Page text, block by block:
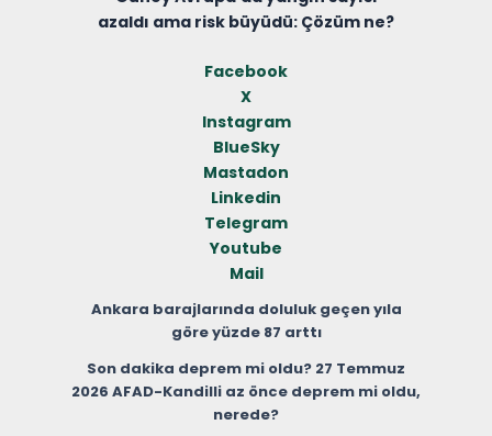
azaldı ama risk büyüdü: Çözüm ne?
Facebook
X
Instagram
BlueSky
Mastadon
Linkedin
Telegram
Youtube
Mail
Ankara barajlarında doluluk geçen yıla
göre yüzde 87 arttı
Son dakika deprem mi oldu? 27 Temmuz
2026 AFAD-Kandilli az önce deprem mi oldu,
nerede?